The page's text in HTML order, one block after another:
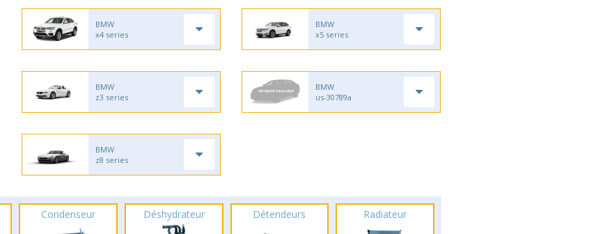
BMW
x4 series
BMW
x5 series
BMW
z3 series
BMW
us-30789a
BMW
z8 series
Condenseur Déshydrateur Détendeurs Radiateur